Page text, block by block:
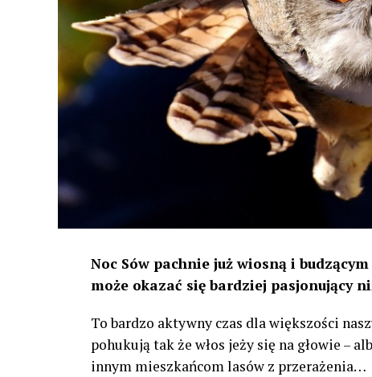
Noc Sów pachnie już wiosną i
może okazać się bardziej pasjonujący
To bardzo aktywny czas dla większości
pohukują tak że włos jeży się na głowie –
innym mieszkańcom lasów z przerażenia…